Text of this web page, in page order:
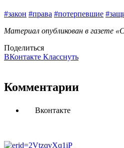
#закон #права #потерпевшие
Материал опубликован в газете
Поделиться
ВКонтакте Класснуть
Комментарии
Вконтакте